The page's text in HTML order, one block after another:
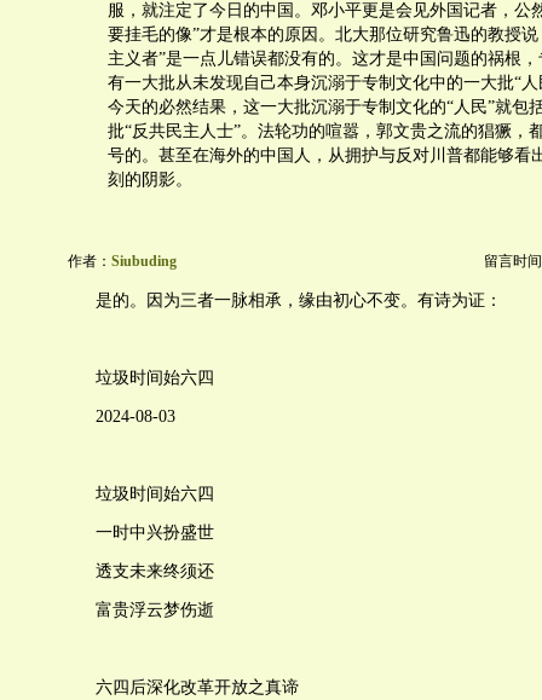
服，就注定了今日的中国。邓小平更是会见外国记者，公
要挂毛的像”才是根本的原因。北大那位研究鲁迅的教授
主义者”是一点儿错误都没有的。这才是中国问题的祸根
有一大批从未发现自己本身沉溺于专制文化中的一大批“
今天的必然结果，这一大批沉溺于专制文化的“人民”就包
批“反共民主人士”。法轮功的喧嚣，郭文贵之流的猖獗，
号的。甚至在海外的中国人，从拥护与反对川普都能够看
刻的阴影。
作者： Siubuding 留言时
是的。因为三者一脉相承，缘由初心不变。有诗为证：
垃圾时间始六四
2024-08-03
垃圾时间始六四
一时中兴扮盛世
透支未来终须还
富贵浮云梦伤逝
六四后深化改革开放之真谛